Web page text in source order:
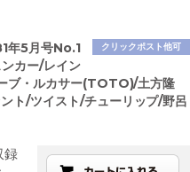
クリックポスト他可
年5月号No.1
カー/レイン
ブ・ルカサー(TOTO)/土方隆
ト/ツイスト/チューリップ/野呂
録